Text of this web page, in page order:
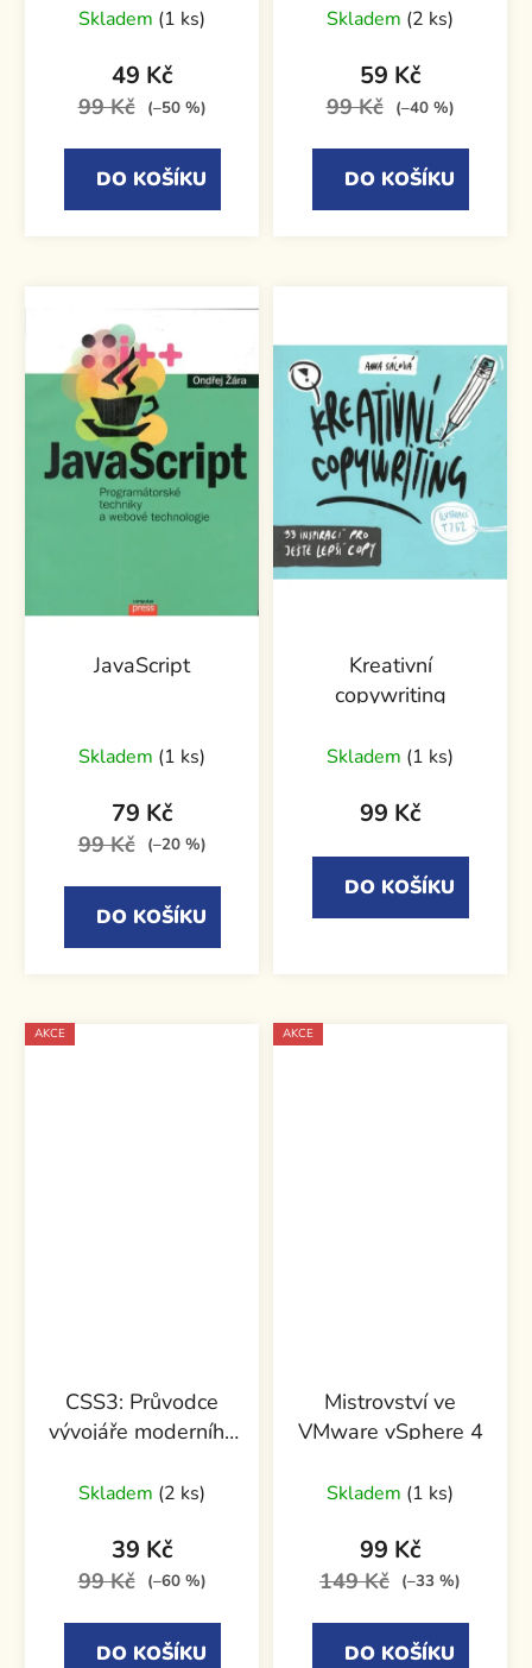
Skladem (1 ks)
49 Kč
99 Kč (–50 %)
DO KOŠÍKU
Skladem (2 ks)
59 Kč
99 Kč (–40 %)
DO KOŠÍKU
JavaScript
Skladem (1 ks)
79 Kč
99 Kč (–20 %)
DO KOŠÍKU
Kreativní
copywriting
Skladem (1 ks)
99 Kč
DO KOŠÍKU
AKCE
CSS3: Průvodce
vývojáře moderního
Skladem (2 ks)
39 Kč
99 Kč (–60 %)
DO KOŠÍKU
AKCE
Mistrovství ve
VMware vSphere 4
Skladem (1 ks)
99 Kč
149 Kč (–33 %)
DO KOŠÍKU